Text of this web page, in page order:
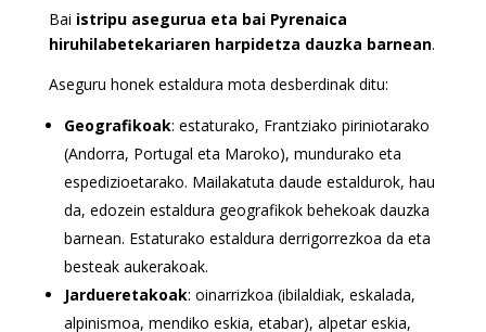
Bai istripu asegurua eta bai Pyrenaica
hiruhilabetekariaren harpidetza dauzka barnean.
Aseguru honek estaldura mota desberdinak ditu:
Geografikoak: estaturako, Frantziako piriniotarako
(Andorra, Portugal eta Maroko), mundurako eta
espedizioetarako. Mailakatuta daude estaldurok, hau
da, edozein estaldura geografikok behekoak dauzka
barnean. Estaturako estaldura derrigorrezkoa da eta
besteak aukerakoak.
Jardueretakoak: oinarrizkoa (ibilaldiak, eskalada,
alpinismoa, mendiko eskia, etabar), alpetar eskia,